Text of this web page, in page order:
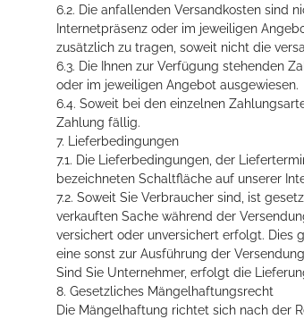
6.2. Die anfallenden Versandkosten sind
Internetpräsenz oder im jeweiligen
zusätzlich zu tragen, soweit nicht die
6.3. Die Ihnen zur Verfügung stehenden
oder im jeweiligen Angebot ausgewiesen.
6.4. Soweit bei den einzelnen
Zahlung fällig.
7. Lieferbedingungen
7.1. Die Lieferbedingungen, der
bezeichneten Schaltfläche auf unserer
7.2. Soweit Sie Verbraucher sind, ist
verkauften Sache während der
versichert oder unversichert erfolgt. Dies
eine sonst zur Ausführung der
Sind Sie Unternehmer, erfolgt die
8. Gesetzliches Mängelhaftungsrecht
Die Mängelhaftung richtet sich nach der